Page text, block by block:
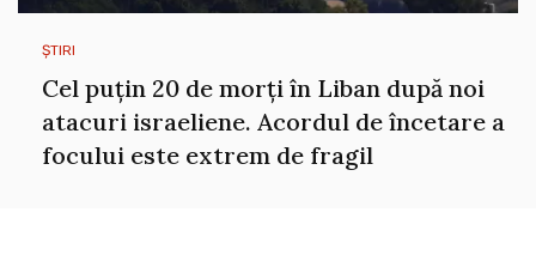
ȘTIRI
Cel puțin 20 de morți în Liban după noi
atacuri israeliene. Acordul de încetare a
focului este extrem de fragil